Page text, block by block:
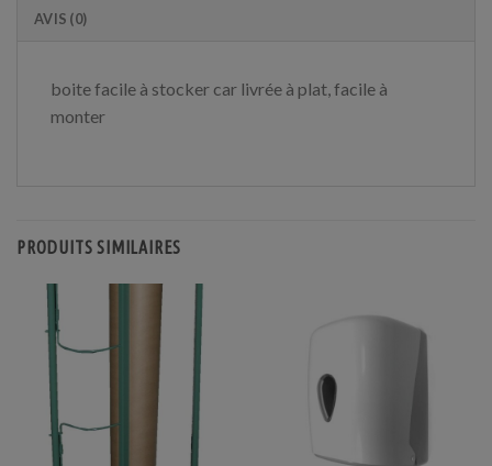
AVIS (0)
boite facile à stocker car livrée à plat, facile à
monter
PRODUITS SIMILAIRES